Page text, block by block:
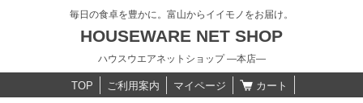
毎日の食卓を豊かに。富山からイイモノをお届け。
HOUSEWARE NET SHOP
ハウスウエアネットショップ ―本店―
TOP ご利用案内 マイページ カート